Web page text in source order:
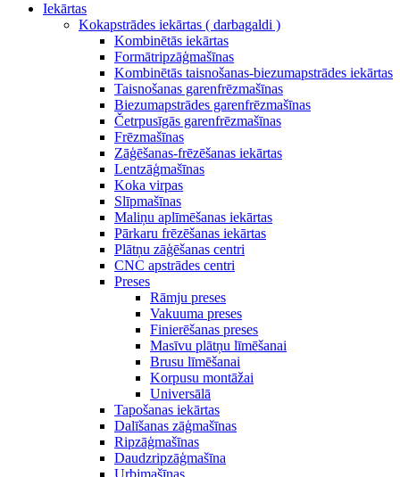
Iekārtas
Kokapstrādes iekārtas ( darbagaldi )
Kombinētās iekārtas
Formātripzāģmašīnas
Kombinētās taisnošanas-biezumapstrādes iekārtas
Taisnošanas garenfrēzmašīnas
Biezumapstrādes garenfrēzmašīnas
Četrpusīgās garenfrēzmašīnas
Frēzmašīnas
Zāģēšanas-frēzēšanas iekārtas
Lentzāģmašīnas
Koka virpas
Slīpmašīnas
Maliņu aplīmēšanas iekārtas
Pārkaru frēzēšanas iekārtas
Plātņu zāģēšanas centri
CNC apstrādes centri
Preses
Rāmju preses
Vakuuma preses
Finierēšanas preses
Masīvu plātņu līmēšanai
Brusu līmēšanai
Korpusu montāžai
Universālā
Tapošanas iekārtas
Dalīšanas zāģmašīnas
Ripzāģmašīnas
Daudzripzāģmašīna